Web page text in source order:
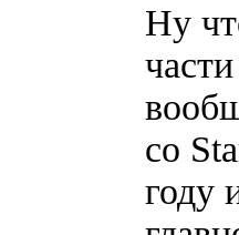
Ну
со
году